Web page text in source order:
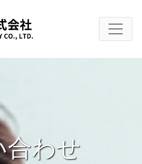
合わせ